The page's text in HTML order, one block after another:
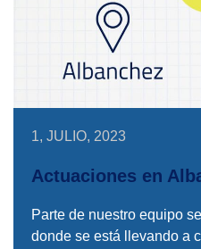
1, JULIO, 2023
Actuaciones en
Parte de nuestro equipo
donde se está llevando a